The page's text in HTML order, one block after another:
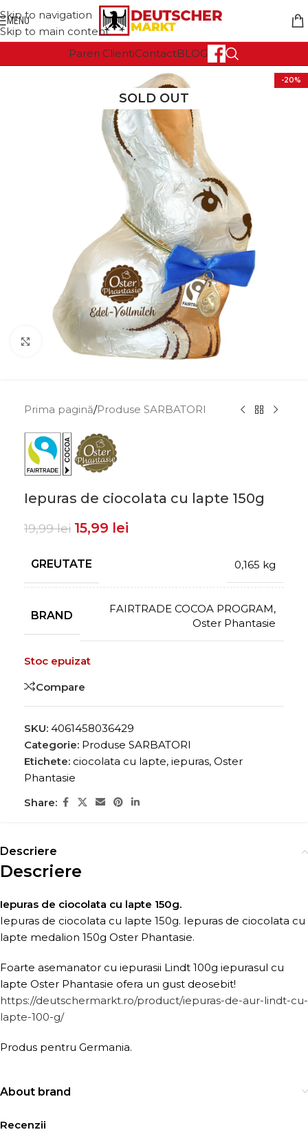
Skip to navigation
Skip to main content
MENU
Pareri ClientiContactBLOG
-20%
SOLD OUT
Click to enlarge
Prima pagină/Produse SARBATORI
Iepuras de ciocolata cu lapte 150g
19,99lei 15,99 lei
GREUTATE 0,165 kg
BRAND FAIRTRADE COCOA PROGRAM,
Oster Phantasie
Stoc epuizat
Compare
SKU: 4061458036429
Categorie: Produse SARBATORI
Etichete: ciocolata cu lapte, iepuras, Oster
Phantasie
Share:
Descriere
Descriere
Iepuras de ciocolata cu lapte 150g.
Iepuras de ciocolata cu lapte 150g. Iepuras de ciocolata cu
lapte medalion 150g Oster Phantasie.
Foarte asemanator cu iepurasii Lindt 100g iepurasul cu
lapte Oster Phantasie ofera un gust deosebit!
https://deutschermarkt.ro/product/iepuras-de-aur-lindt-cu-
lapte-100-g/
Produs pentru Germania.
About brand
Recenzii